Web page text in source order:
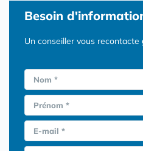
Besoin
Un conseiller vous recontacte
Nom *
Prénom *
E-mail *